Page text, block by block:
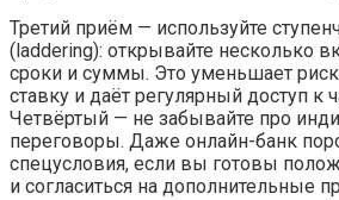
Третий приём — используйте
(laddering): открывайте несколько
сроки и суммы. Это уменьшает
ставку и даёт регулярный доступ к
Четвёртый — не забывайте про
переговоры. Даже онлайн-банк
спецусловия, если вы готовы
и согласиться на дополнительные